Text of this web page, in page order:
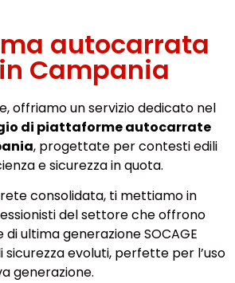
autocarrata
in Campania
offriamo un servizio dedicato nel
di piattaforme autocarrate
, progettate per contesti edili
e sicurezza in quota.
consolidata, ti mettiamo in
del settore che offrono
ultima generazione SOCAGE
evoluti, perfette per l’uso
generazione.